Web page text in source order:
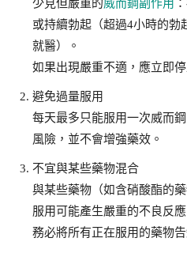
少見但嚴重的威而鋼副作用
或持續勃起（超過4小時的勃
就醫）。
如果出現嚴重不適，應立即
避免過量服用
每天最多只能服用一次威而
風險，並不會增強藥效。
不宜與某些藥物混合
與某些藥物（如含硝酸酯的
服用可能產生嚴重的不良反
務必將所有正在服用的藥物告